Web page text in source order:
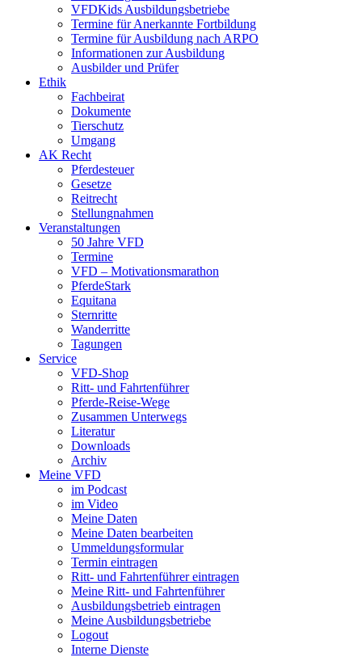
VFDKids Ausbildungsbetriebe
Termine für Anerkannte Fortbildung
Termine für Ausbildung nach ARPO
Informationen zur Ausbildung
Ausbilder und Prüfer
Ethik
Fachbeirat
Dokumente
Tierschutz
Umgang
AK Recht
Pferdesteuer
Gesetze
Reitrecht
Stellungnahmen
Veranstaltungen
50 Jahre VFD
Termine
VFD – Motivationsmarathon
PferdeStark
Equitana
Sternritte
Wanderritte
Tagungen
Service
VFD-Shop
Ritt- und Fahrtenführer
Pferde-Reise-Wege
Zusammen Unterwegs
Literatur
Downloads
Archiv
Meine VFD
im Podcast
im Video
Meine Daten
Meine Daten bearbeiten
Ummeldungsformular
Termin eintragen
Ritt- und Fahrtenführer eintragen
Meine Ritt- und Fahrtenführer
Ausbildungsbetrieb eintragen
Meine Ausbildungsbetriebe
Logout
Interne Dienste